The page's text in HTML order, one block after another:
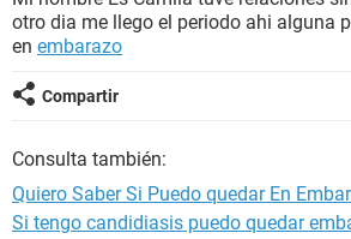
SEXUALIDAD
GLOSARIO
otro dia me llego el periodo ahi alguna
en embarazo
Compartir
Consulta también:
Quiero Saber Si Puedo quedar En
Si tengo candidiasis puedo quedar